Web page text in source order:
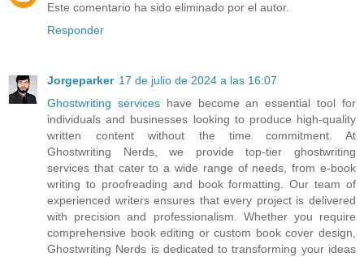
Este comentario ha sido eliminado por el autor.
Responder
Jorgeparker 17 de julio de 2024 a las 16:07
Ghostwriting serviceshave become an essential tool for
individuals and businesses looking to produce high-quality
written content without the time commitment. At
Ghostwriting Nerds, we provide top-tier ghostwriting
services that cater to a wide range of needs, from e-book
writing to proofreading and book formatting. Our team of
experienced writers ensures that every project is delivered
with precision and professionalism. Whether you require
comprehensive book editing or custom book cover design,
Ghostwriting Nerds is dedicated to transforming your ideas